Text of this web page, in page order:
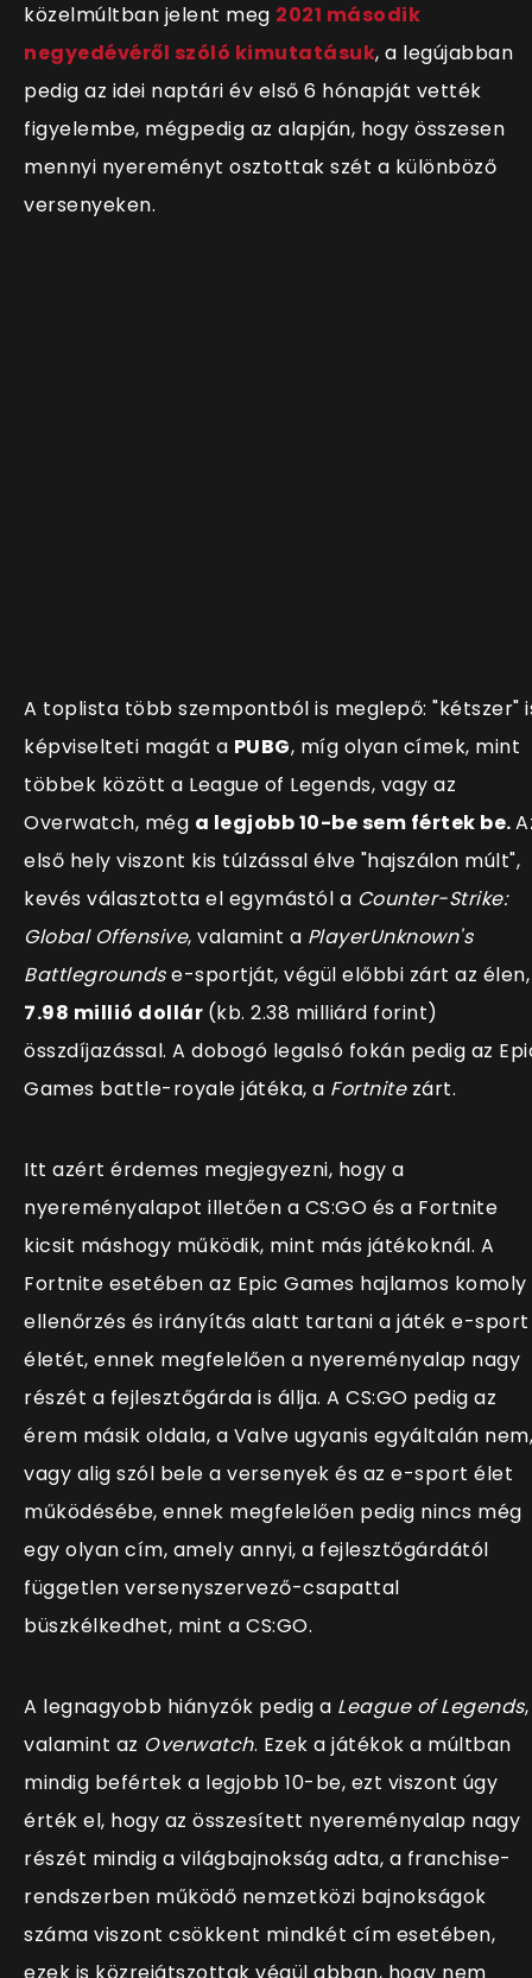
közelmúltban jelent meg 2021 második
negyedévéről szóló kimutatásuk, a legújabban
pedig az idei naptári év első 6 hónapját vették
figyelembe, mégpedig az alapján, hogy összesen
mennyi nyereményt osztottak szét a különböző
versenyeken.
A toplista több szempontból is meglepő: "kétszer"
képviselteti magát a PUBG, míg olyan címek, mint
többek között a League of Legends, vagy az
Overwatch, még a legjobb 10-be sem fértek be.
első hely viszont kis túlzással élve "hajszálon múlt",
kevés választotta el egymástól a Counter-Strike:
Global Offensive, valamint a PlayerUnknown's
Battlegroundse-sportját, végül előbbi zárt az élen,
7.98 millió dollár (kb. 2.38 milliárd forint)
összdíjazással. A dobogó legalsó fokán pedig az
Games battle-royale játéka, a Fortnite zárt.
Itt azért érdemes megjegyezni, hogy a
nyereményalapot illetően a CS:GO és a Fortnite
kicsit máshogy működik, mint más játékoknál. A
Fortnite esetében az Epic Games hajlamos komoly
ellenőrzés és irányítás alatt tartani a játék e-sport
életét, ennek megfelelően a nyereményalap nagy
részét a fejlesztőgárda is állja. A CS:GO pedig az
érem másik oldala, a Valve ugyanis egyáltalán nem,
vagy alig szól bele a versenyek és az e-sport élet
működésébe, ennek megfelelően pedig nincs még
egy olyan cím, amely annyi, a fejlesztőgárdától
független versenyszervező-csapattal
büszkélkedhet, mint a CS:GO.
A legnagyobb hiányzók pedig a League of Legends,
valamint az Overwatch. Ezek a játékok a múltban
mindig befértek a legjobb 10-be, ezt viszont úgy
érték el, hogy az összesített nyereményalap nagy
részét mindig a világbajnokság adta, a franchise-
rendszerben működő nemzetközi bajnokságok
száma viszont csökkent mindkét cím esetében,